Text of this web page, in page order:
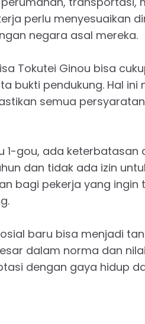
perlu menyesuaikan
negara asal mereka.
Tokutei Ginou bisa
bukti pendukung. Hal ini
semua
1-gou, ada keterbatasan
dan tidak ada izin
bagi pekerja yang ingin
baru bisa menjadi
dalam norma dan
dengan gaya hidup